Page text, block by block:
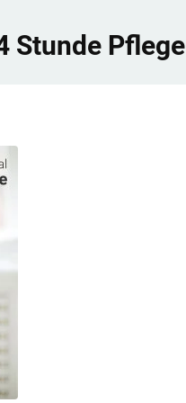
Stunde Pflege